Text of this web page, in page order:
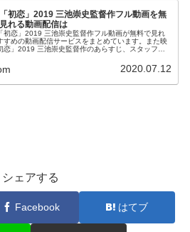
初恋」2019 三池崇史監督作フル動画を無
れる動画配信は
初恋」2019 三池崇史監督作フル動画が無料で見れ
すめの動画配信サービスをまとめています。また映
恋」2019 三池崇史監督作のあらすじ、スタッフ・
びや映画本編を見る前の予備知識として役立ててく
。
2020.07.12
シェアする
Facebook はてブ